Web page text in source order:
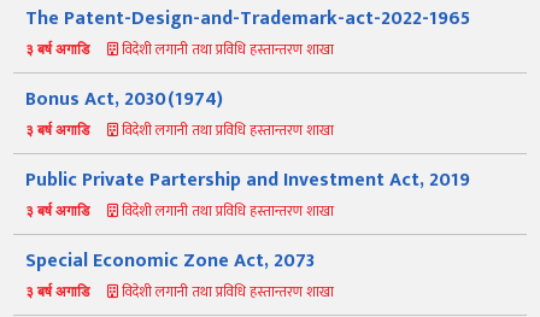
The Patent-Design-and-Trademark-act-2022-1965
३ बर्ष अगाडि विदेशी लगानी तथा प्रविधि हस्तान्तरण शाखा
Bonus Act, 2030(1974)
३ बर्ष अगाडि विदेशी लगानी तथा प्रविधि हस्तान्तरण शाखा
Public Private Partership and Investment Act, 2019
३ बर्ष अगाडि विदेशी लगानी तथा प्रविधि हस्तान्तरण शाखा
Special Economic Zone Act, 2073
३ बर्ष अगाडि विदेशी लगानी तथा प्रविधि हस्तान्तरण शाखा
नमस्ते, यहाँहरुलाई उद्योग विभागमा हार्दिक स्वागत छ। म तपाईंको स्वचालित
सूचना समाचार प्रकाशन
सूचनाको हक
औद्योगिक तथ्याङ्क
बोलपत्र